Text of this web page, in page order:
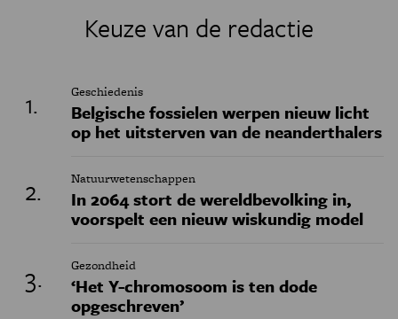
Keuze van de redactie
Geschiedenis
Belgische fossielen werpen nieuw licht
op het uitsterven van de neanderthalers
Natuurwetenschappen
In 2064 stort de wereldbevolking in,
voorspelt een nieuw wiskundig model
Gezondheid
‘Het Y-chromosoom is ten dode
opgeschreven’